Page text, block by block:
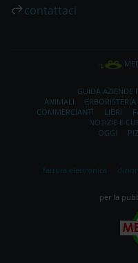
contattaci
GUIDA AZIENDE
ANIMALI
ERBORISTERIA
COMMERCIANTI
LIBRI
NOTIZIE E
OGGI
fattura elettronica
per la